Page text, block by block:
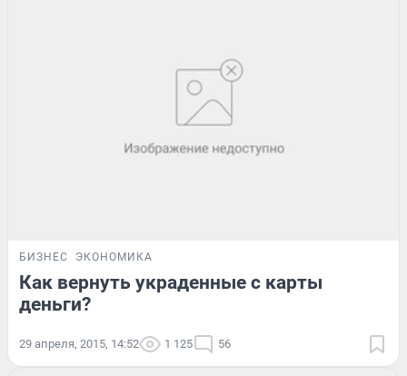
БИЗНЕС ЭКОНОМИКА
Как вернуть украденные с карты
деньги?
29 апреля, 2015, 14:52 1 125 56